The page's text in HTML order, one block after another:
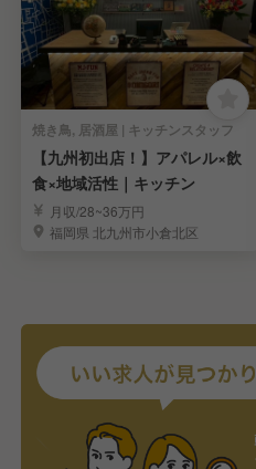
焼き鳥, 居酒屋 | キッチンスタッフ
【九州初出店！】アパレル×飲
食×地域活性｜キッチン
月収/28~36万円
福岡県 北九州市小倉北区